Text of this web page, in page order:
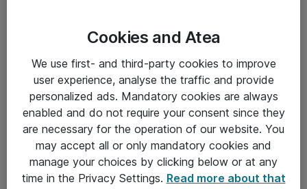
QHD (2560×1440)
Mere plads på skærmen, skarpere tekst og
grafik.
Køb Philips 32B2N3500
Cookies and Atea
We use first- and third-party cookies to improve
user experience, analyse the traffic and provide
personalized ads. Mandatory cookies are always
enabled and do not require your consent since they
are necessary for the operation of our website. You
may accept all or only mandatory cookies and
manage your choices by clicking below or at any
time in the Privacy Settings. Read more about that